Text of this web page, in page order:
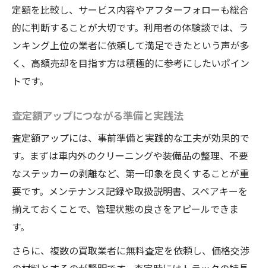
定額を比較し、サービス内容やアフターフォローも総合
的に判断することが大切です。利用者の体験談では、ラ
ンキング上位の業者に依頼して満足できたという声が多
く、高額売却を目指す方は積極的に参考にしたいポイン
トです。
査定額アップにつながる準備と実践法
査定額アップには、事前準備と実践的な工夫が効果的で
す。まずは車内外のクリーニングや装備品の整理、不要
なステッカーの剥離など、第一印象を良くすることが重
要です。メンテナンス記録や取扱説明書、スペアキーを
揃えておくことで、管理状態の良さをアピールできま
す。
さらに、複数の買取業者に無料査定を依頼し、価格交渉